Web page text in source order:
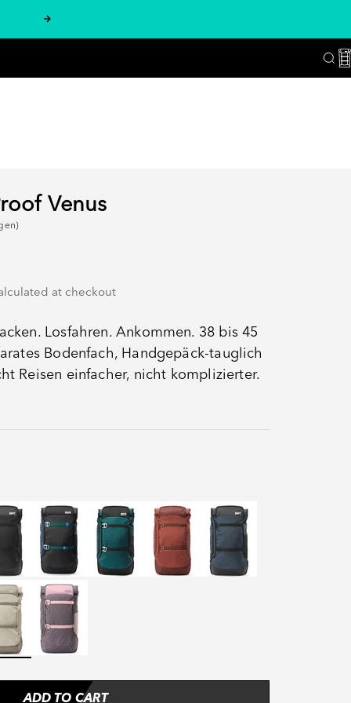
Next
Venus
at checkout
Losfahren. Ankommen. 38 bis 45
Bodenfach, Handgepäck-tauglich
Reisen einfacher, nicht komplizierter.
BlackProof Dual Dip Aqua Drift
Proof Evergreen
Proof MarsProof Petrol
VenusTropical Lily
ADD TO CART